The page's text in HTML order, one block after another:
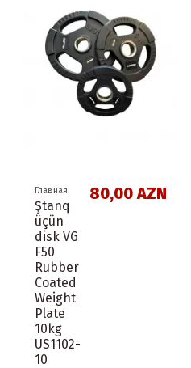
Главная
Ştanq
üçün
disk VG
F50
Rubber
Coated
Weight
Plate
10kg
US1102-
10
80,00 AZN